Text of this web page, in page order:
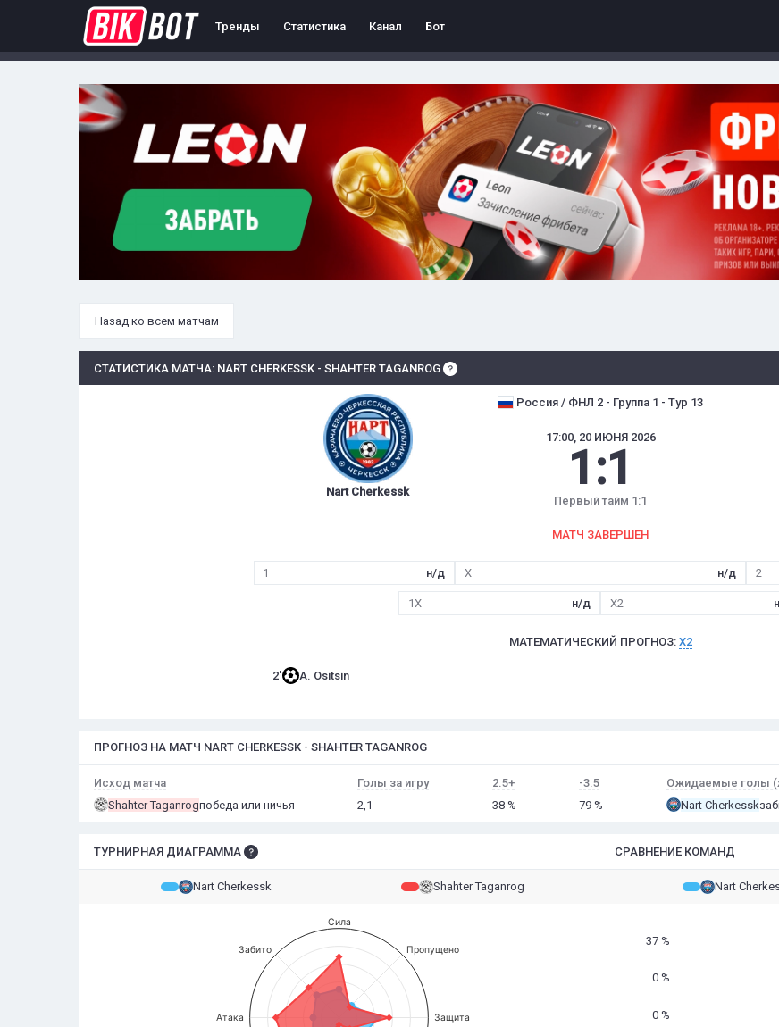
Тренды Статистика Канал Бот
Назад ко всем матчам
СТАТИСТИКА МАТЧА: NART CHERKESSK - SHAHTER TAGANROG
Nart Cherkessk
Россия / ФНЛ 2 - Группа 1 - Тур 13
17:00, 20 ИЮНЯ 2026
1:1
Первый тайм 1:1
МАТЧ ЗАВЕРШЕН
1 н/д X н/д 2
1X н/д X2
МАТЕМАТИЧЕСКИЙ ПРОГНОЗ: X2
2'
A. Ositsin
ПРОГНОЗ НА МАТЧ NART CHERKESSK - SHAHTER TAGANROG
Исход матча
Shahter Taganrogпобеда или ничья
Голы за игру
2,1
2.5+
38 %
-3.5
79 %
Ожидаемые голы
Nart Cherkessk
ТУРНИРНАЯ ДИАГРАММА
Nart Cherkessk Shahter Taganrog
Сила
Пропущено
Защита
Атака
Забито
СРАВНЕНИЕ КОМАНД
Nart
37 %
0 %
0 %